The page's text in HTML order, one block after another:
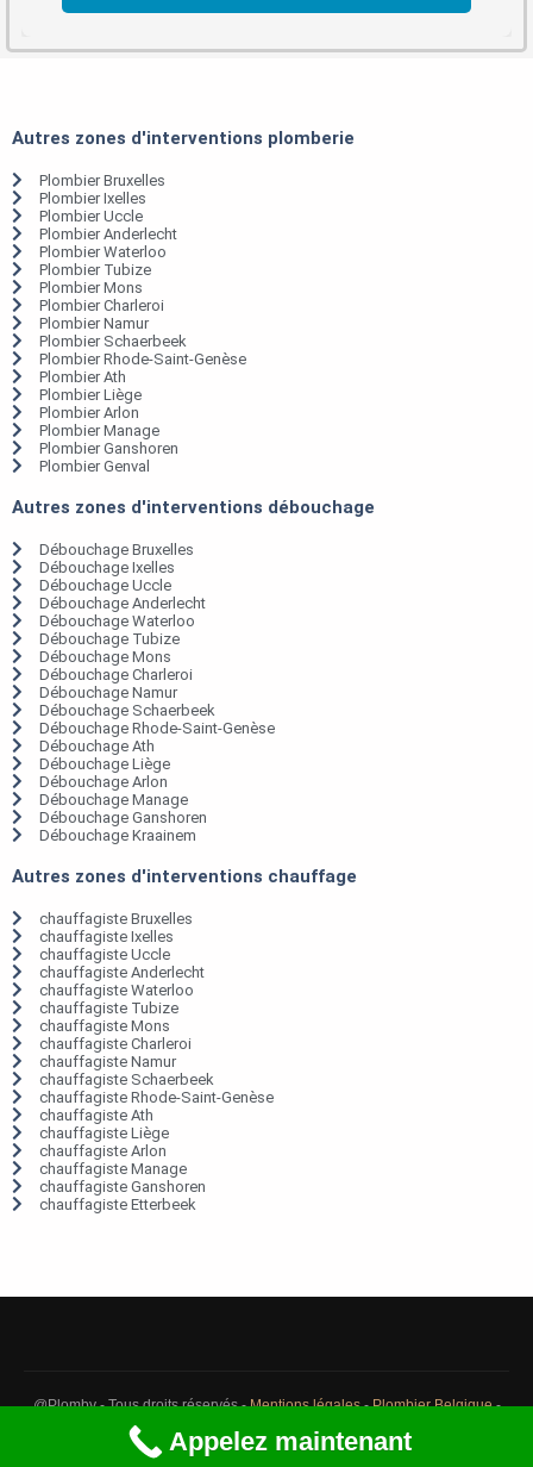
Autres zones d'interventions plomberie
Plombier Bruxelles
Plombier Ixelles
Plombier Uccle
Plombier Anderlecht
Plombier Waterloo
Plombier Tubize
Plombier Mons
Plombier Charleroi
Plombier Namur
Plombier Schaerbeek
Plombier Rhode-Saint-Genèse
Plombier Ath
Plombier Liège
Plombier Arlon
Plombier Manage
Plombier Ganshoren
Plombier Genval
Autres zones d'interventions débouchage
Débouchage Bruxelles
Débouchage Ixelles
Débouchage Uccle
Débouchage Anderlecht
Débouchage Waterloo
Débouchage Tubize
Débouchage Mons
Débouchage Charleroi
Débouchage Namur
Débouchage Schaerbeek
Débouchage Rhode-Saint-Genèse
Débouchage Ath
Débouchage Liège
Débouchage Arlon
Débouchage Manage
Débouchage Ganshoren
Débouchage Kraainem
Autres zones d'interventions chauffage
chauffagiste Bruxelles
chauffagiste Ixelles
chauffagiste Uccle
chauffagiste Anderlecht
chauffagiste Waterloo
chauffagiste Tubize
chauffagiste Mons
chauffagiste Charleroi
chauffagiste Namur
chauffagiste Schaerbeek
chauffagiste Rhode-Saint-Genèse
chauffagiste Ath
chauffagiste Liège
chauffagiste Arlon
chauffagiste Manage
chauffagiste Ganshoren
chauffagiste Etterbeek
@Plomby - Tous droits réservés -Mentions légales-Plombier Belgique-
Débouchage Belgique
Appelez maintenant